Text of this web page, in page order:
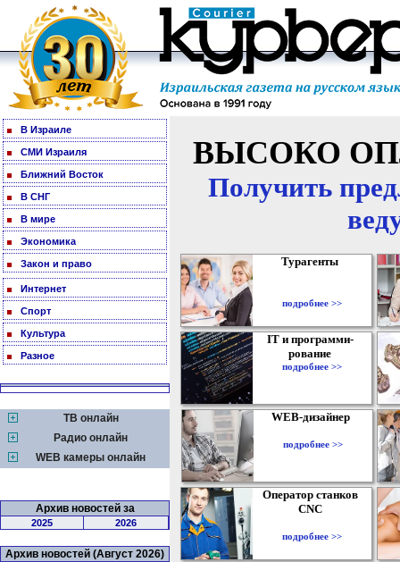
В Израиле
СМИ Израиля
Ближний Восток
В СНГ
В мире
Экономика
Закон и право
Интернет
Спорт
Культура
Разное
ТВ онлайн
Радио онлайн
WEB камеры онлайн
Архив новостей за
2025 2026
Архив новостей (Август 2026)
ВЫСОКО
Получить
Турагенты
подробнее >>
IT и программи-
рование
подробнее >>
WEB-дизайнер
подробнее >>
Оператор станков
CNC
подробнее >>